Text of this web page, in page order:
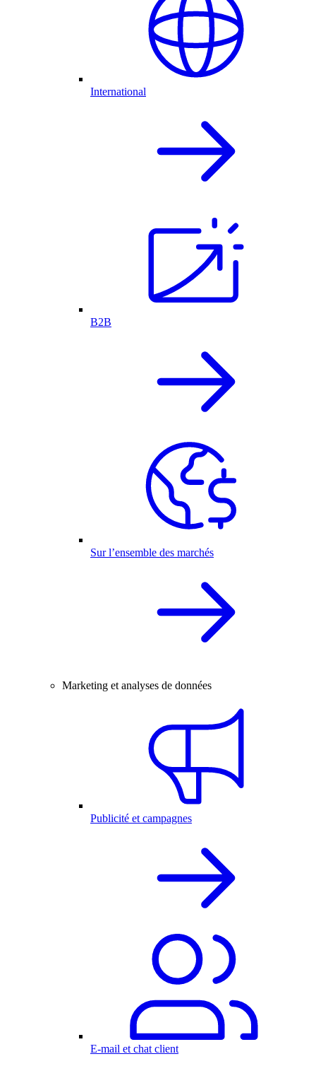
International
B2B
Sur l’ensemble des marchés
Marketing et analyses de données
Publicité et campagnes
E-mail et chat client